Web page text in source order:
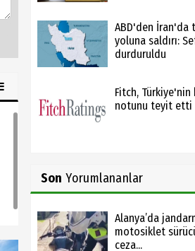
ABD'den İran'da
yoluna saldırı:
durduruldu
Fitch, Türkiye'nin
notunu teyit etti
Son Yorumlananlar
Alanya’da
motosiklet
ceza...